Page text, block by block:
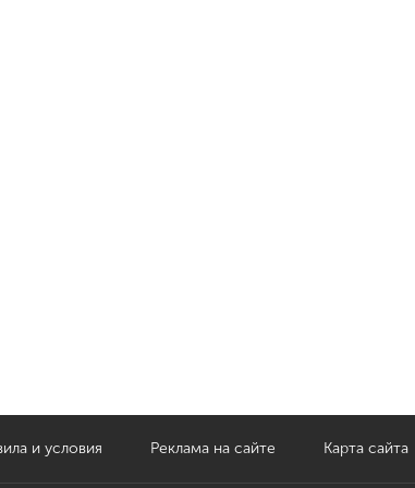
и условия Реклама на сайте Карта сайта